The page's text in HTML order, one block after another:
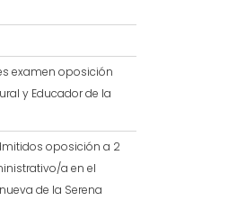
examen oposición
y Educador de la
oposición a 2
a en el
de la Serena